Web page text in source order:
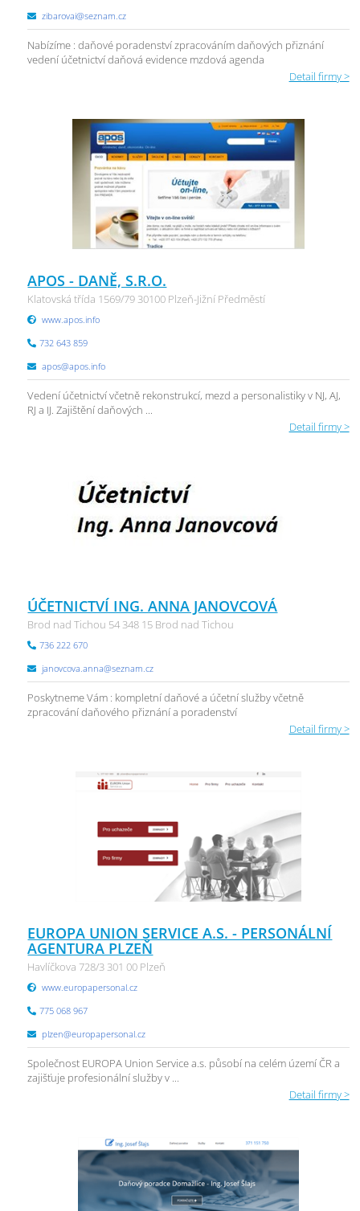
zibarovai@seznam.cz
Nabízíme : daňové poradenství zpracováním daňových přiznání
vedení účetnictví daňová evidence mzdová agenda
Detail firmy >
APOS - DANĚ, S.R.O.
Klatovská třída 1569/79 30100 Plzeň-Jižní Předměstí
www.apos.info
732 643 859
apos@apos.info
Vedení účetnictví včetně rekonstrukcí, mezd a personalistiky v NJ, AJ,
RJ a IJ. Zajištění daňových ...
Detail firmy >
ÚČETNICTVÍ ING. ANNA JANOVCOVÁ
Brod nad Tichou 54 348 15 Brod nad Tichou
736 222 670
janovcova.anna@seznam.cz
Poskytneme Vám : kompletní daňové a účetní služby včetně
zpracování daňového přiznání a poradenství
Detail firmy >
EUROPA UNION SERVICE A.S. - PERSONÁLNÍ
AGENTURA PLZEŇ
Havlíčkova 728/3 301 00 Plzeň
www.europapersonal.cz
775 068 967
plzen@europapersonal.cz
Společnost EUROPA Union Service a.s. působí na celém území ČR a
zajišťuje profesionální služby v ...
Detail firmy >